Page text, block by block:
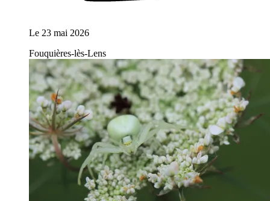
Le 23 mai 2026
Fouquières-lès-Lens